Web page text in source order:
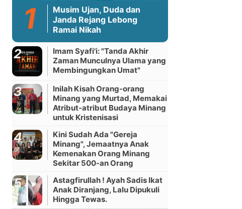
Musim Ujan, Duda dan
Janda Rejang Lebong
Ramai Nikah
Imam Syafi'i: "Tanda Akhir
Zaman Munculnya Ulama yang
Membingungkan Umat"
Inilah Kisah Orang-orang
Minang yang Murtad, Memakai
Atribut-atribut Budaya Minang
untuk Kristenisasi
Kini Sudah Ada "Gereja
Minang", Jemaatnya Anak
Kemenakan Orang Minang
Sekitar 500-an Orang
Astagfirullah ! Ayah Sadis Ikat
Anak Diranjang, Lalu Dipukuli
Hingga Tewas.